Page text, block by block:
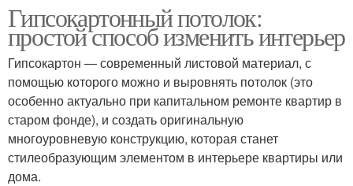
Гипсокартонный потолок:
простой способ изменить интерьер
Гипсокартон — современный листовой материал, с
помощью которого можно и выровнять потолок (это
особенно актуально при капитальном ремонте квартир в
старом фонде), и создать оригинальную
многоуровневую конструкцию, которая станет
стилеобразующим элементом в интерьере квартиры или
дома.